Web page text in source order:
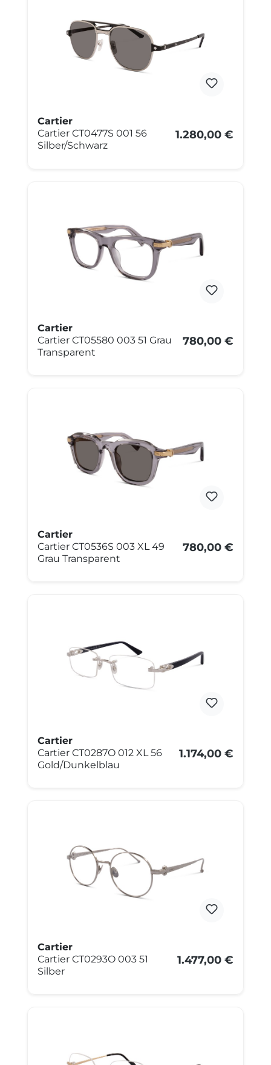
Cartier
Cartier CT0477S 001 56
Silber/Schwarz
1.280,00 €
Cartier
Cartier CT05580 003 51 Grau
Transparent
780,00 €
Cartier
Cartier CT0536S 003 XL 49
Grau Transparent
780,00 €
Cartier
Cartier CT0287O 012 XL 56
Gold/Dunkelblau
1.174,00 €
Cartier
Cartier CT0293O 003 51
Silber
1.477,00 €